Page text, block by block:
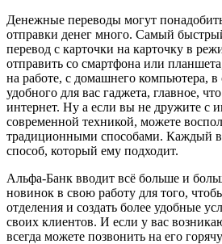
Денежные переводы могут
отправки денег много. Самый
перевод с карточки на карточку в
отправить со смартфона или
на работе, с домашнего компьютера,
удобного для вас гаджета, главное,
интернет. Ну а если вы не дружите с
современной техникой, можете
традиционными способами. Каждый
способ, который ему подходит.
Альфа-Банк вводит всё больше и
новинок в свою работу для того,
отделения и создать более удобные
своих клиентов. И если у вас
всегда можете позвонить на его